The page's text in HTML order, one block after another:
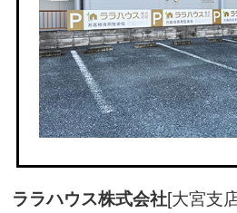
ララハウス株式会社[大宮支